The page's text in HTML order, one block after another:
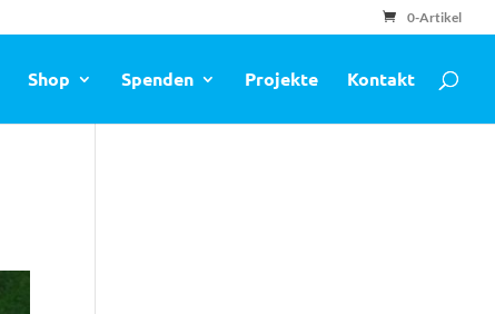
0-Artikel
Shop Spenden Projekte Kontakt